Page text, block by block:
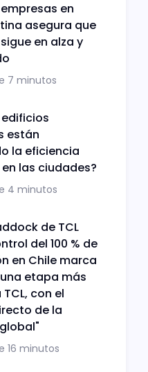
en
asegura que
en alza y
7 minutos
están
la eficiencia
las ciudades?
4 minutos
de TCL
del 100 % de
en Chile marca
etapa más
con el
de la
16 minutos